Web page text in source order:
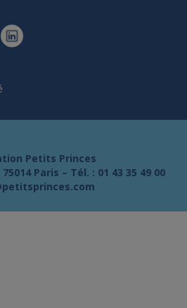
Petits Princes
Paris – Tél. : 01 43 35 49 00